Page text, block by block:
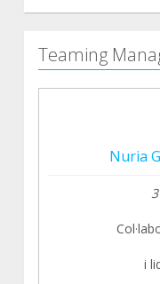
Teaming
Nuria
i